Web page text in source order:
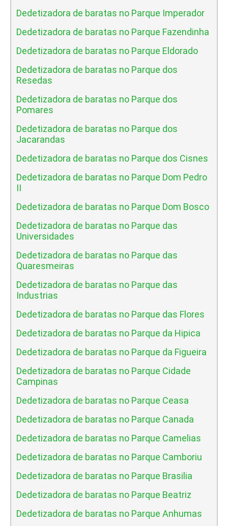
Dedetizadora de baratas no Parque Imperador
Dedetizadora de baratas no Parque Fazendinha
Dedetizadora de baratas no Parque Eldorado
Dedetizadora de baratas no Parque dos
Resedas
Dedetizadora de baratas no Parque dos
Pomares
Dedetizadora de baratas no Parque dos
Jacarandas
Dedetizadora de baratas no Parque dos Cisnes
Dedetizadora de baratas no Parque Dom Pedro
II
Dedetizadora de baratas no Parque Dom Bosco
Dedetizadora de baratas no Parque das
Universidades
Dedetizadora de baratas no Parque das
Quaresmeiras
Dedetizadora de baratas no Parque das
Industrias
Dedetizadora de baratas no Parque das Flores
Dedetizadora de baratas no Parque da Hipica
Dedetizadora de baratas no Parque da Figueira
Dedetizadora de baratas no Parque Cidade
Campinas
Dedetizadora de baratas no Parque Ceasa
Dedetizadora de baratas no Parque Canada
Dedetizadora de baratas no Parque Camelias
Dedetizadora de baratas no Parque Camboriu
Dedetizadora de baratas no Parque Brasilia
Dedetizadora de baratas no Parque Beatriz
Dedetizadora de baratas no Parque Anhumas